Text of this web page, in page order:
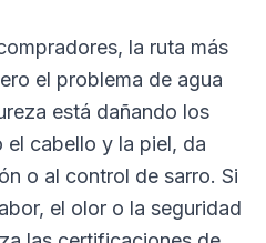
la ruta más
el problema de agua
está dañando los
cabello y la piel, da
o al control de sarro. Si
el olor o la seguridad